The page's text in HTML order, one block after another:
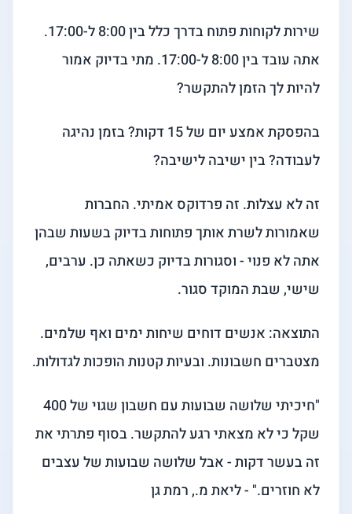
שירות לקוחות פתוח בדרך כלל בין 8:00 ל-17:00.
אתה עובד בין 8:00 ל-17:00. מתי בדיוק אמור
להיות לך הזמן להתקשר?
בהפסקת אמצע יום של 15 דקות? בזמן נהיגה
לעבודה? בין ישיבה לישיבה?
זה לא עצלות. זה פרדוקס אמיתי. החברות
שאמורות לשרת אותך פתוחות בדיוק בשעות שבהן
אתה לא פנוי - וסגורות בדיוק כשאתה כן. ערבים,
שישי, שבת המוקד סגור.
התוצאה: אנשים דוחים שיחות ימים ואף שלמים.
מצטברים חשבונות. ובעיות קטנות הופכות לגדולות.
"חיכיתי שלושה שבועות עם חשבון שגוי של 400
שקל כי לא מצאתי רגע להתקשר. בסוף פתרתי את
זה בעשר דקות - אבל שלושה שבועות של עצבים
לא חוזרים." - ליאת מ., רמת גן